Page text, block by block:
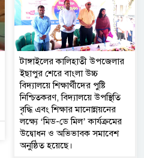
টাঙ্গাইলের কালিহাতী উপজেলার
ইছাপুর শেরে বাংলা উচ্চ
বিদ্যালয়ে শিক্ষার্থীদের পুষ্টি
নিশ্চিতকরণ, বিদ্যালয়ে উপস্থিতি
বৃদ্ধি এবং শিক্ষার মানোন্নয়নের
লক্ষ্যে ‘মিড-ডে মিল’ কার্যক্রমের
উদ্বোধন ও অভিভাবক সমাবেশ
অনুষ্ঠিত হয়েছে।